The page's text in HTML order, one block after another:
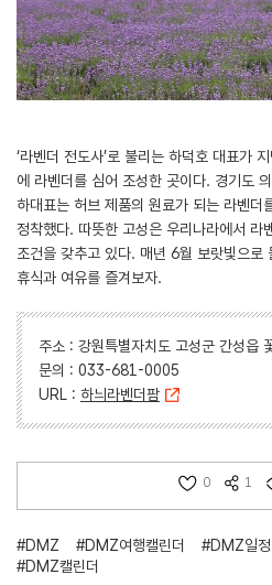
‘라벤더 전도사’로 불리는 하덕호 대표
에 라벤더를 심어 조성한 곳이다. 경기도
하대표는 허브 제품의 원료가 되는 라벤더
정착했다. 따뜻한 고성은 우리나라에서 라
조건을 갖추고 있다. 매년 6월 보랏빛으로
휴식과 여유를 즐겨보자.
주소 : 강원특별자치도 고성군 간성읍
문의 : 033-681-0005
URL : 하늬라벤더팜
0 1
#DMZ #DMZ여행캘린더 #DMZ일정
#DMZ캘린더